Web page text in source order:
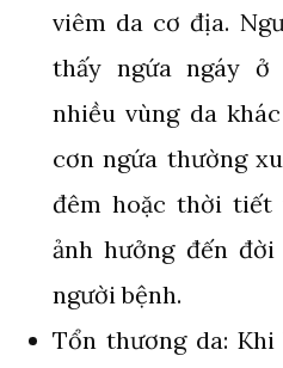
viêm da cơ địa.
thấy ngứa ngáy
nhiều vùng da
cơn ngứa thường
đêm hoặc thời tiết
ảnh hưởng đến
người bệnh.
Tổn thương da: